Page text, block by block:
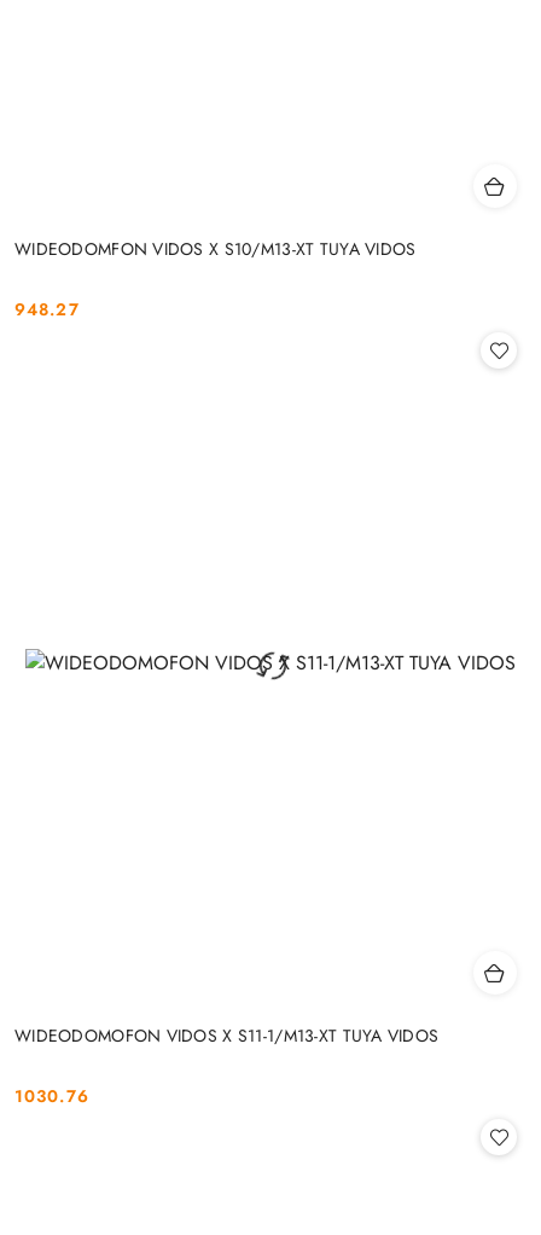
WIDEODOMFON VIDOS X S10/M13-XT TUYA VIDOS
Cena:
948.27
WIDEODOMOFON VIDOS X S11-1/M13-XT TUYA VIDOS
Cena:
1030.76